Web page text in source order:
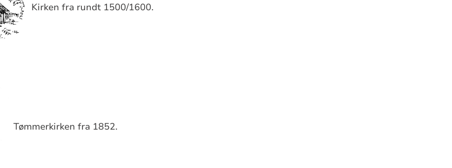
Kirken fra rundt 1500/1600.
Tømmerkirken fra 1852.